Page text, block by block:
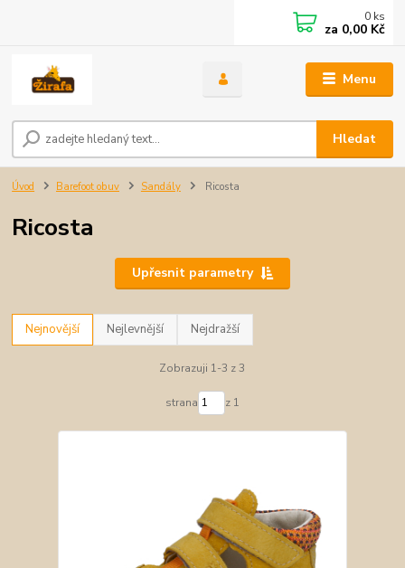
Menu
Hledat
0 ks
za 0,00 Kč
Úvod Barefoot obuv Sandály Ricosta
Ricosta
Upřesnit parametry
Nejnovější Nejlevnější Nejdražší
Zobrazuji 1-3 z 3
strana z 1